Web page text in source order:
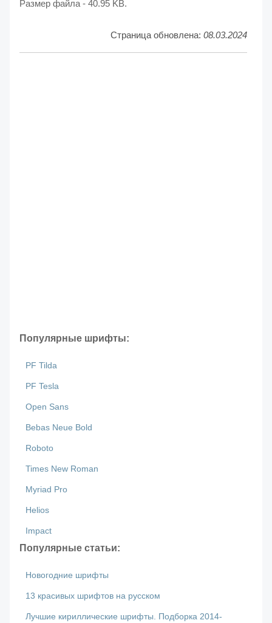
Размер файла - 40.95 KB.
Страница обновлена: 08.03.2024
Популярные шрифты:
PF Tilda
PF Tesla
Open Sans
Bebas Neue Bold
Roboto
Times New Roman
Myriad Pro
Helios
Impact
Популярные статьи:
Новогодние шрифты
13 красивых шрифтов на русском
Лучшие кириллические шрифты. Подборка 2014-